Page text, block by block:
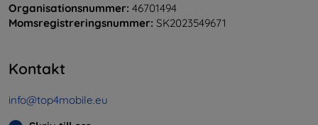
Organisationsnummer: 46701494
Momsregistreringsnummer: SK2023549671
Kontakt
info@top4mobile.eu